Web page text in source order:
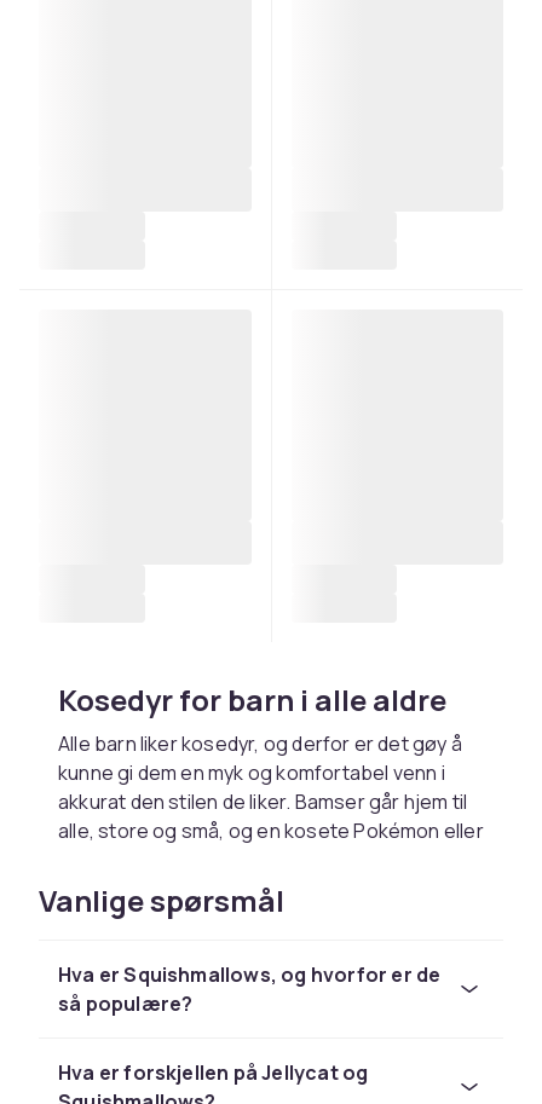
Kosedyr for barn i alle aldre
Alle barn liker kosedyr, og derfor er det gøy å
kunne gi dem en myk og komfortabel venn i
akkurat den stilen de liker. Bamser går hjem til
alle, store og små, og en kosete Pokémon eller
litt eldre barna. Prinsesser liker kosedyr i form
av enhjørninger, og hva kan være
kosedyr som ser ut som en emoji? Kosedyr får
barn til å føle seg trygge og kan hjelpe dem å
i forskjellige sammenhenger. En klok elefant,
en grønn drage eller en liten hund er alle
Vanlige spørsmål
Hva er Squishmallows, og hvorfor er de
så populære?
Hva er forskjellen på Jellycat og